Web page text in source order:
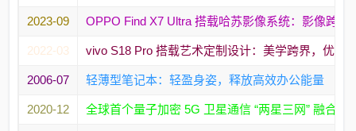
2023-09 OPPO Find X7 Ultra 搭载哈苏影像系统：影像跨界
2022-03 vivo S18 Pro 搭载艺术定制设计：美学跨界，优雅
2006-07 轻薄型笔记本：轻盈身姿，释放高效办公能量
2020-12 全球首个量子加密 5G 卫星通信 “两星三网” 融合